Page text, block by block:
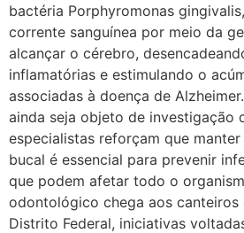
bactéria Porphyromonas
corrente sanguínea por meio da
alcançar o cérebro,
inflamatórias e estimulando o
associadas à doença de
ainda seja objeto de investigação
especialistas reforçam que
bucal é essencial para prevenir
que podem afetar todo o
odontológico chega aos canteiros
Distrito Federal, iniciativas